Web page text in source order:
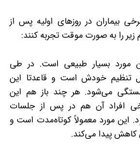
بیماران در روزهای اولیه پس از
زیر را به صورت موقت تجربه کنند:
مورد بسیار طبیعی است. در طی
تنظیم خودش است و قاعدتا این
می‌شود. هر چند باز هم این
افراد آن هم در پس از جلسات
این مورد معمولاً کوتاه‌مدت است و
کاهش پیدا می‌کند.